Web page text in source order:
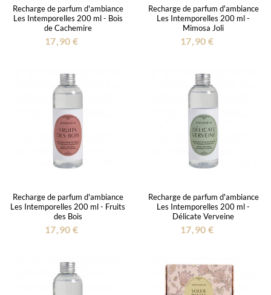
Recharge de parfum d'ambiance
Les Intemporelles 200 ml - Bois
de Cachemire
17,90 €
Recharge de parfum d'ambiance
Les Intemporelles 200 ml -
Mimosa Joli
17,90 €
Recharge de parfum d'ambiance
Les Intemporelles 200 ml - Fruits
des Bois
17,90 €
Recharge de parfum d'ambiance
Les Intemporelles 200 ml -
Délicate Verveine
17,90 €